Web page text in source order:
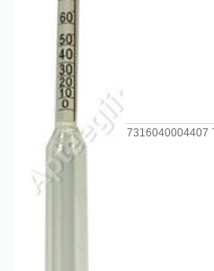
7316040004407